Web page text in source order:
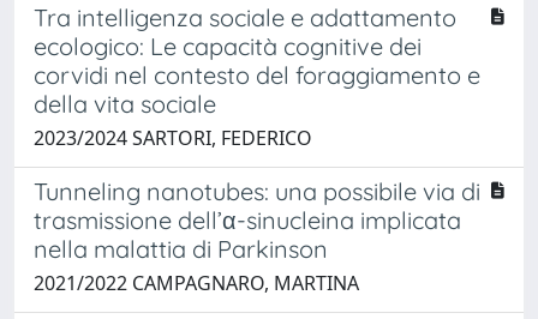
Tra intelligenza sociale e adattamento
ecologico: Le capacità cognitive dei
corvidi nel contesto del foraggiamento e
della vita sociale
2023/2024 SARTORI, FEDERICO
Tunneling nanotubes: una possibile via di
trasmissione dell’α-sinucleina implicata
nella malattia di Parkinson
2021/2022 CAMPAGNARO, MARTINA